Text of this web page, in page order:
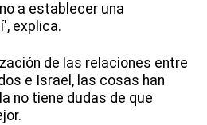
a establecer una
explica.
de las relaciones entre
e Israel, las cosas han
no tiene dudas de que